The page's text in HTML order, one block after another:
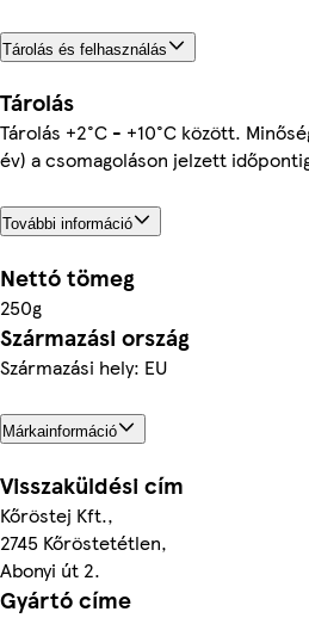
Tárolás és felhasználás
Tárolás
Tárolás +2°C - +10°C között.
év) a csomagoláson jelzett
További információ
Nettó tömeg
250g
Származási ország
Származási hely: EU
Márkainformáció
Visszaküldési cím
Kőröstej Kft.,
2745 Kőröstetétlen,
Abonyi út 2.
Gyártó címe